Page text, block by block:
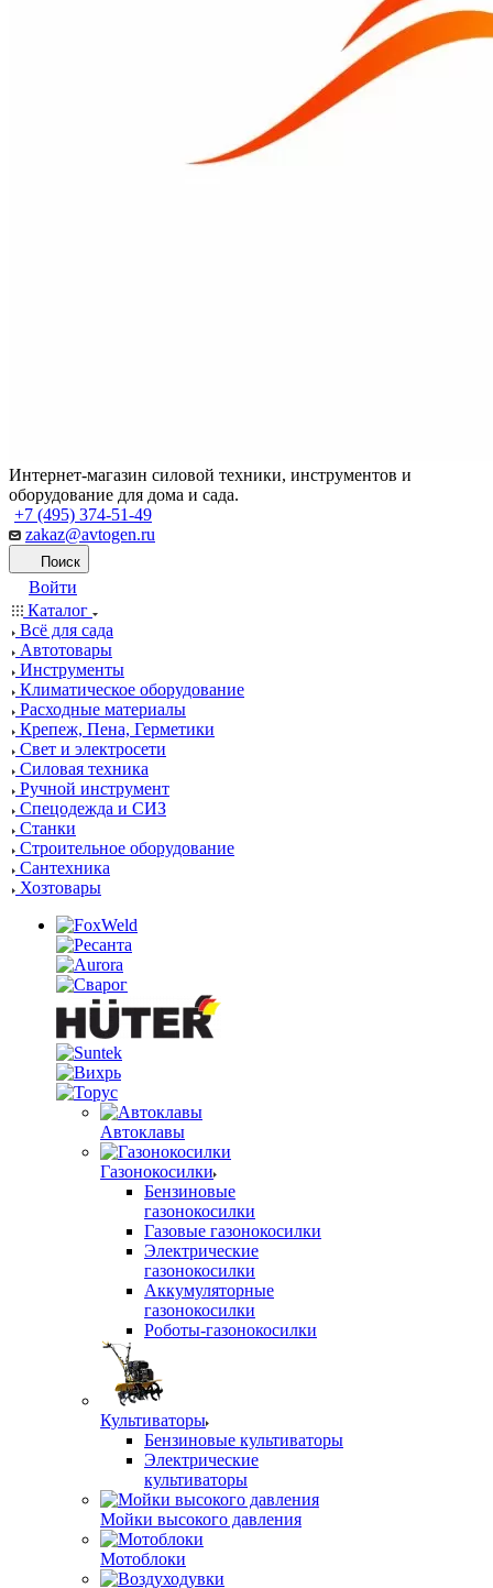
Интернет-магазин силовой техники, инструментов и
оборудование для дома и сада.
+7 (495) 374-51-49
zakaz@avtogen.ru
Поиск
Войти
Каталог
Всё для сада
Автотовары
Инструменты
Климатическое оборудование
Расходные материалы
Крепеж, Пена, Герметики
Свет и электросети
Силовая техника
Ручной инструмент
Спецодежда и СИЗ
Станки
Строительное оборудование
Сантехника
Хозтовары
Автоклавы
Газонокосилки
Бензиновые
газонокосилки
Газовые газонокосилки
Электрические
газонокосилки
Аккумуляторные
газонокосилки
Роботы-газонокосилки
Культиваторы
Бензиновые культиваторы
Электрические
культиваторы
Мойки высокого давления
Мотоблоки